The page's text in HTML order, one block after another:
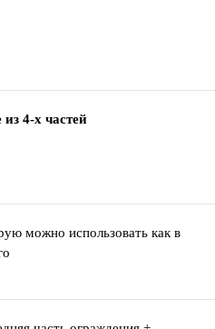
4-х частей
можно использовать как в